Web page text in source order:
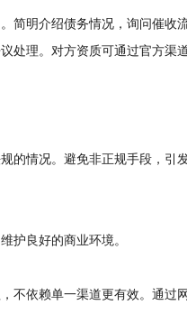
明介绍债务情况，询问催收
理。对方资质可通过官方渠
情况。避免非正规手段，引
良好的商业环境。
依赖单一渠道更有效。通过